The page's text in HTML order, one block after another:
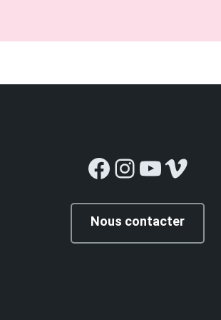
Facebook
Instagram
YouTube
Vimeo
Nous contacter